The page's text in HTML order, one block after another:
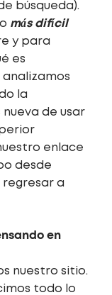
búsqueda).
más difícil
y para
es
la
de usar
enlace
desde
regresar a
en
nuestro sitio.
todo lo